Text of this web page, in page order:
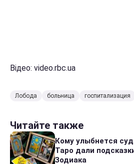
Відео: video.rbc.ua
Лобода больница госпитализация
Читайте также
Кому улыбнется
Таро дали
Зодиака